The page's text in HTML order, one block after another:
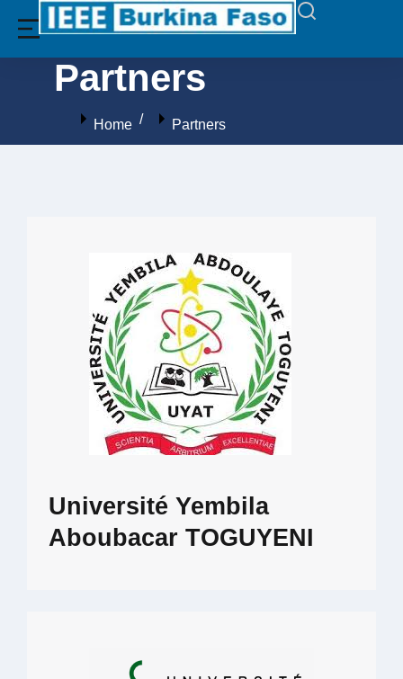
Partners
You are here:
Home Partners
Université Yembila
Aboubacar TOGUYENI